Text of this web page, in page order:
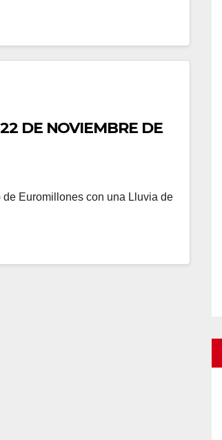
DE NOVIEMBRE DE
Euromillones con una Lluvia de